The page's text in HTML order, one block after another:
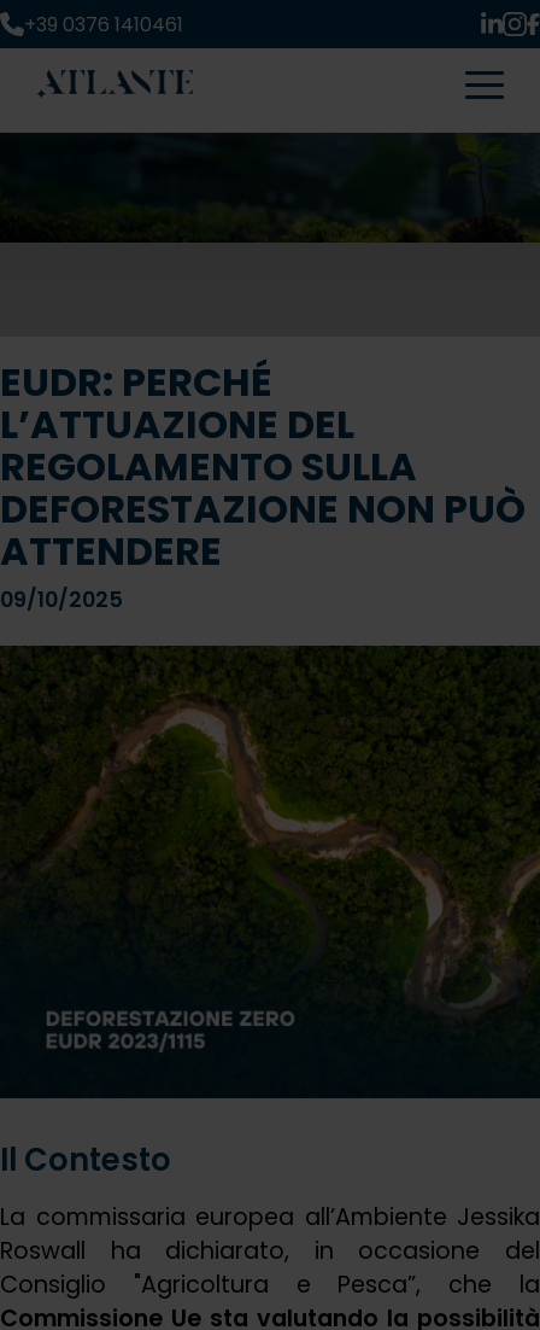
+39 0376 1410461
EUDR: PERCHÉ
L’ATTUAZIONE DEL
REGOLAMENTO SULLA
DEFORESTAZIONE NON PUÒ
ATTENDERE
09/10/2025
Il Contesto
La commissaria europea all’Ambiente Jessika
Roswall ha dichiarato, in occasione del
Consiglio "Agricoltura e Pesca”, che la
Commissione Ue sta valutando la possibilità